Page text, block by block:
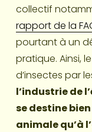
rapport de la
pourtant à un
pratique. Ainsi,
l’industrie de
se destine
animale qu’à